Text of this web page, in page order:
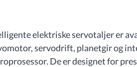
elektriske servotaljer er
servodrift, planetgir og
De er designet for